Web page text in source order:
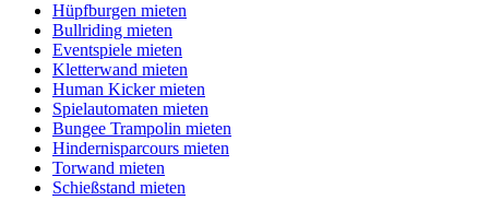
Hüpfburgen mieten
Bullriding mieten
Eventspiele mieten
Kletterwand mieten
Human Kicker mieten
Spielautomaten mieten
Bungee Trampolin mieten
Hindernisparcours mieten
Torwand mieten
Schießstand mieten